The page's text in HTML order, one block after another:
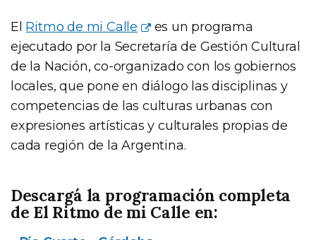
El Ritmo de mi Calle
es un programa
ejecutado por la Secretaría de Gestión Cultural
de la Nación, co-organizado con los gobiernos
locales, que pone en diálogo las disciplinas y
competencias de las culturas urbanas con
expresiones artísticas y culturales propias de
cada región de la Argentina.
Descargá la programación completa
de El Ritmo de mi Calle en: